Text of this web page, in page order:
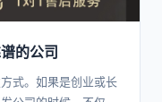
的公司
式。如果是创业或长